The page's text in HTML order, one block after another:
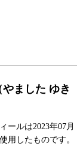
ました ゆき
ールは2023年07月
用したものです。